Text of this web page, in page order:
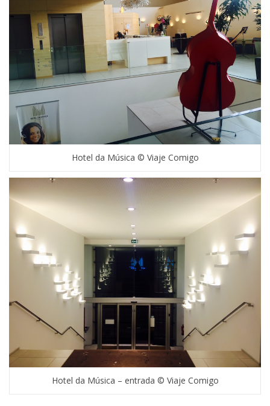
Hotel da Música © Viaje Comigo
Hotel da Música – entrada © Viaje Comigo